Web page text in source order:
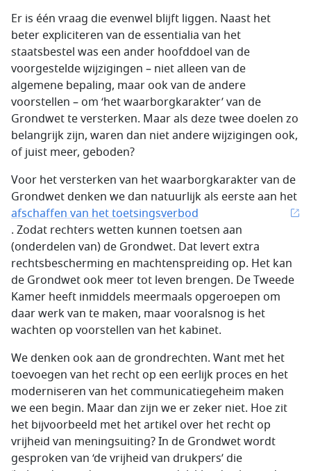
Er is één vraag die evenwel blijft liggen. Naast het
beter expliciteren van de essentialia van het
staatsbestel was een ander hoofddoel van de
voorgestelde wijzigingen – niet alleen van de
algemene bepaling, maar ook van de andere
voorstellen – om ‘het waarborgkarakter’ van de
Grondwet te versterken. Maar als deze twee doelen zo
belangrijk zijn, waren dan niet andere wijzigingen ook,
of juist meer, geboden?
Voor het versterken van het waarborgkarakter van de
Grondwet denken we dan natuurlijk als eerste aan het
afschaffen van het toetsingsverbod
. Zodat rechters wetten kunnen toetsen aan
(onderdelen van) de Grondwet. Dat levert extra
rechtsbescherming en machtenspreiding op. Het kan
de Grondwet ook meer tot leven brengen. De Tweede
Kamer heeft inmiddels meermaals opgeroepen om
daar werk van te maken, maar vooralsnog is het
wachten op voorstellen van het kabinet.
We denken ook aan de grondrechten. Want met het
toevoegen van het recht op een eerlijk proces en het
moderniseren van het communicatiegeheim maken
we een begin. Maar dan zijn we er zeker niet. Hoe zit
het bijvoorbeeld met het artikel over het recht op
vrijheid van meningsuiting? In de Grondwet wordt
gesproken van ‘de vrijheid van drukpers’ die